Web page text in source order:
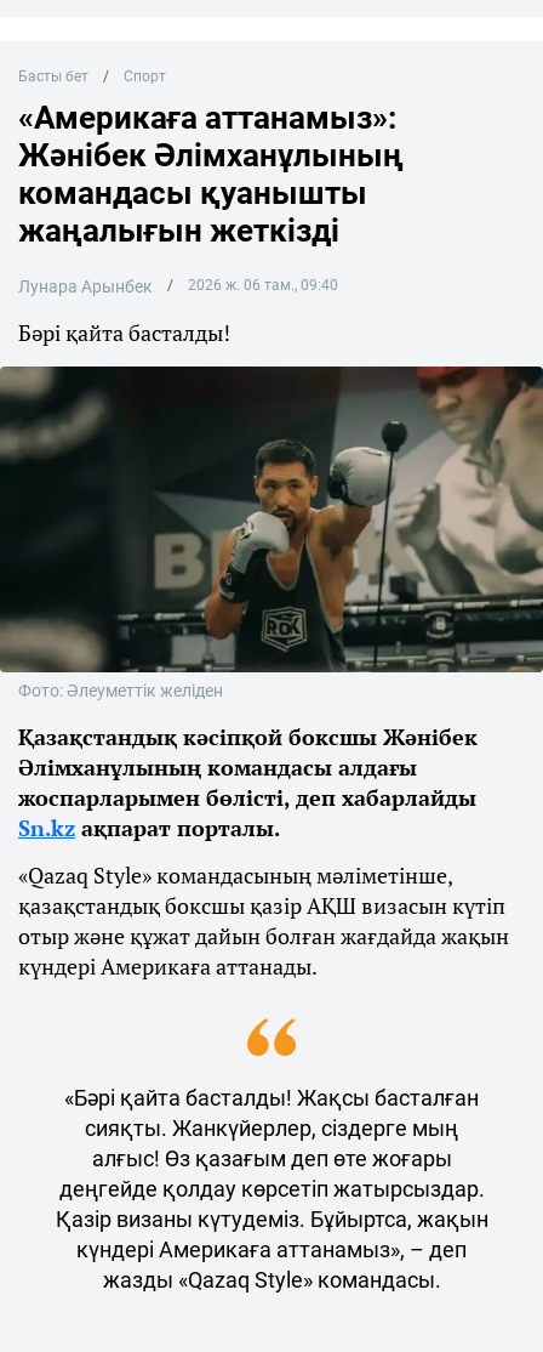
Басты бет Спорт
«Америкаға аттанамыз»:
Жәнібек Әлімханұлының
командасы қуанышты
жаңалығын жеткізді
Лунара Арынбек 2026 ж. 06 там., 09:40
Бәрі қайта басталды!
Фото: Әлеуметтік желіден
Қазақстандық кәсіпқой боксшы Жәнібек
Әлімханұлының командасы алдағы
жоспарларымен бөлісті, деп хабарлайды
Sn.kz ақпарат порталы.
«Qazaq Style» командасының мәліметінше,
қазақстандық боксшы қазір АҚШ визасын күтіп
отыр және құжат дайын болған жағдайда жақын
күндері Америкаға аттанады.
«Бәрі қайта басталды! Жақсы басталған
сияқты. Жанкүйерлер, сіздерге мың
алғыс! Өз қазағым деп өте жоғары
деңгейде қолдау көрсетіп жатырсыздар.
Қазір визаны күтудеміз. Бұйыртса, жақын
күндері Америкаға аттанамыз», – деп
жазды «Qazaq Style» командасы.